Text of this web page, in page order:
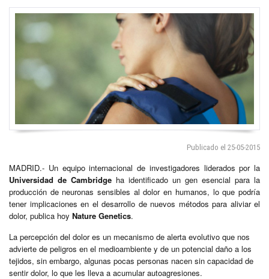
Publicado el 25-05-2015
MADRID.- Un equipo internacional de investigadores liderados por la
Universidad de Cambridge ha identificado un gen esencial para la
producción de neuronas sensibles al dolor en humanos, lo que podría
tener implicaciones en el desarrollo de nuevos métodos para aliviar el
dolor, publica hoy Nature Genetics.
La percepción del dolor es un mecanismo de alerta evolutivo que nos
advierte de peligros en el medioambiente y de un potencial daño a los
tejidos, sin embargo, algunas pocas personas nacen sin capacidad de
sentir dolor, lo que les lleva a acumular autoagresiones.